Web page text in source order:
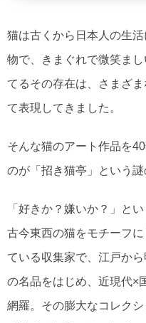
猫は古くから日本人の生
物で、きまぐれで微笑ま
てるその存在は、さまざ
て表現してきました。
そんな猫のアート作品を
のが「招き猫亭」という謎
「好きか？嫌いか？」と
古今東西の猫をモチーフ
ている収集家で、江戸か
の名品をはじめ、近現代×
網羅。その膨大なコレク